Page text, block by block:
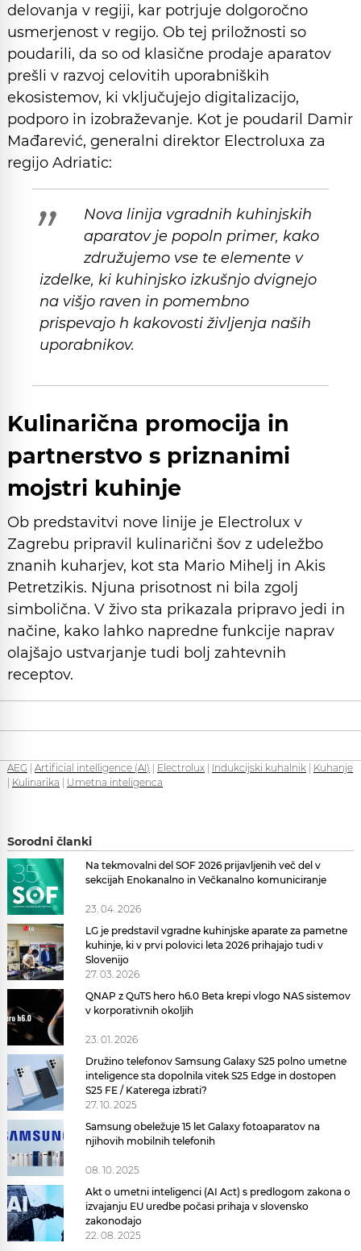
delovanja v regiji, kar potrjuje dolgoročno
usmerjenost v regijo. Ob tej priložnosti so
poudarili, da so od klasične prodaje aparatov
prešli v razvoj celovitih uporabniških
ekosistemov, ki vključujejo digitalizacijo,
podporo in izobraževanje. Kot je poudaril Damir
Mađarević, generalni direktor Electroluxa za
regijo Adriatic:
Nova linija vgradnih kuhinjskih
aparatov je popoln primer, kako
združujemo vse te elemente v
izdelke, ki kuhinjsko izkušnjo dvignejo
na višjo raven in pomembno
prispevajo h kakovosti življenja naših
uporabnikov.
Kulinarična promocija in
partnerstvo s priznanimi
mojstri kuhinje
Ob predstavitvi nove linije je Electrolux v
Zagrebu pripravil kulinarični šov z udeležbo
znanih kuharjev, kot sta Mario Mihelj in Akis
Petretzikis. Njuna prisotnost ni bila zgolj
simbolična. V živo sta prikazala pripravo jedi in
načine, kako lahko napredne funkcije naprav
olajšajo ustvarjanje tudi bolj zahtevnih
receptov.
AEG Artificial intelligence (AI) Electrolux Indukcijski kuhalnik
Kuhanje
Kulinarika Umetna inteligenca
Sorodni članki
Na tekmovalni del SOF 2026 prijavljenih več del v
sekcijah Enokanalno in Večkanalno komuniciranje
23. 04. 2026
LG je predstavil vgradne kuhinjske aparate za pametne
kuhinje, ki v prvi polovici leta 2026 prihajajo tudi v
Slovenijo
27. 03. 2026
QNAP z QuTS hero h6.0 Beta krepi vlogo NAS sistemov
v korporativnih okoljih
23. 01. 2026
Družino telefonov Samsung Galaxy S25 polno umetne
inteligence sta dopolnila vitek S25 Edge in dostopen
S25 FE / Katerega izbrati?
27. 10. 2025
Samsung obeležuje 15 let Galaxy fotoaparatov na
njihovih mobilnih telefonih
08. 10. 2025
Akt o umetni inteligenci (AI Act) s predlogom zakona o
izvajanju EU uredbe počasi prihaja v slovensko
zakonodajo
22. 08. 2025